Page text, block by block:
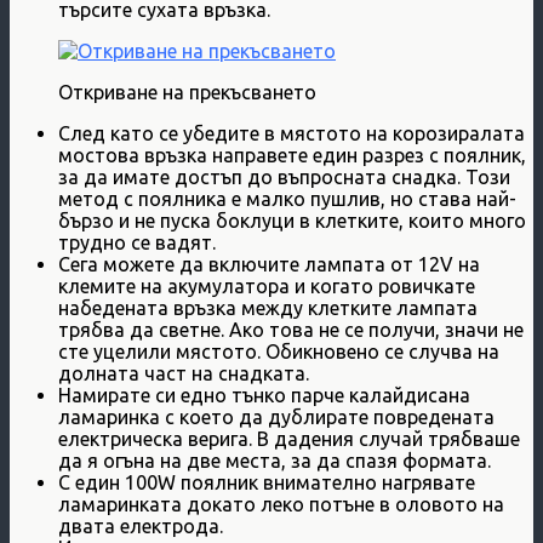
търсите сухата връзка.
Откриване на прекъсването
След като се убедите в мястото на корозиралата
мостова връзка направете един разрез с поялник,
за да имате достъп до въпросната снадка. Този
метод с поялника е малко пушлив, но става най-
бързо и не пуска боклуци в клетките, които много
трудно се вадят.
Сега можете да включите лампата от 12V на
клемите на акумулатора и когато ровичкате
набедената връзка между клетките лампата
трябва да светне. Ако това не се получи, значи не
сте уцелили мястото. Обикновено се случва на
долната част на снадката.
Намирате си едно тънко парче калайдисана
ламаринка с което да дублирате повредената
електрическа верига. В дадения случай трябваше
да я огъна на две места, за да спазя формата.
С един 100W поялник внимателно нагрявате
ламаринката докато леко потъне в оловото на
двата електрода.